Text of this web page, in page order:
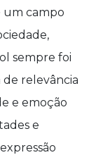
um campo
sempre foi
relevância
e emoção
e